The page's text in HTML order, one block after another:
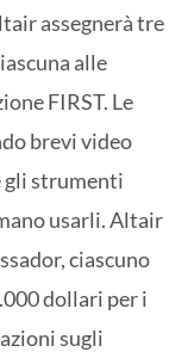
assegnerà tre
alle
FIRST. Le
brevi video
gli strumenti
usarli. Altair
ciascuno
dollari per i
sugli